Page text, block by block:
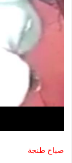
صباح طنجة